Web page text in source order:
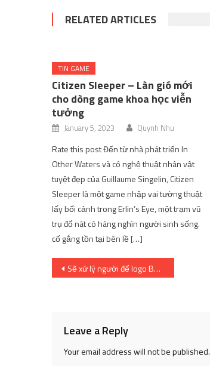
RELATED ARTICLES
TIN GAME
Citizen Sleeper – Làn gió mới
cho dòng game khoa học viễn
tưởng
January 5, 2023 Quynh Nhu
Rate this post Đến từ nhà phát triển In
Other Waters và có nghệ thuật nhân vật
tuyệt đẹp của Guillaume Singelin, Citizen
Sleeper là một game nhập vai tường thuật
lấy bối cảnh trong Erlin’s Eye, một trạm vũ
trụ đổ nát có hàng nghìn người sinh sống.
cố gắng tồn tại bên lề […]
Post
Sẽ xử lý người để logo Bộ Y tế biến thành ‘rắn vào phong bì’
Leave a Reply
Your email address will not be published.